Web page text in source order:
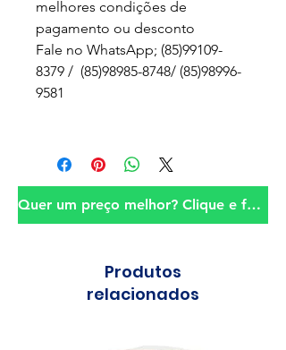
melhores condições de
pagamento ou desconto
Fale no WhatsApp; (85)99109-
8379 / (85)98985-8748/ (85)98996-
9581
Quer um preço melhor? Clique e fale conosco!
Produtos
relacionados